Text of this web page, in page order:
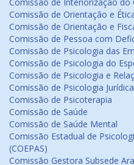
Comissão de Orientação e
Comissão de Orientação e
Comissão de Pessoa com
Comissão de Psicologia das
Comissão de Psicologia do
Comissão de Psicologia e
Comissão de Psicologia Jurídica
Comissão de Psicoterapia
Comissão de Saúde
Comissão de Saúde Mental
Comissão Estadual de
(COEPAS)
Comissão Gestora Subsede